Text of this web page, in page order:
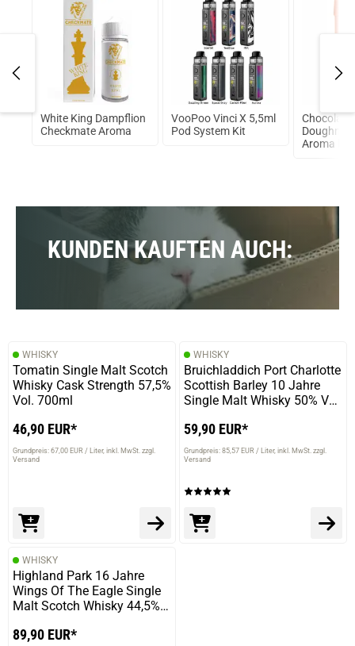
White King Dampflion
Checkmate Aroma
VooPoo Vinci X 5,5ml
Pod System Kit
Chocolate
Doughnut
Aroma by
KUNDEN KAUFTEN AUCH:
WHISKY
Tomatin Single Malt Scotch
Whisky Cask Strength 57,5%
Vol. 700ml
46,90 EUR*
Grundpreis: 67,00 EUR / Liter inkl. MwSt. zzgl.
Versand
WHISKY
Bruichladdich Port Charlotte
Scottish Barley 10 Jahre
Single Malt Whisky 50% Vol.
59,90 EUR*
Grundpreis: 85,57 EUR / Liter inkl. MwSt. zzgl.
Versand
WHISKY
Highland Park 16 Jahre
Wings Of The Eagle Single
Malt Scotch Whisky 44,5%
89,90 EUR*